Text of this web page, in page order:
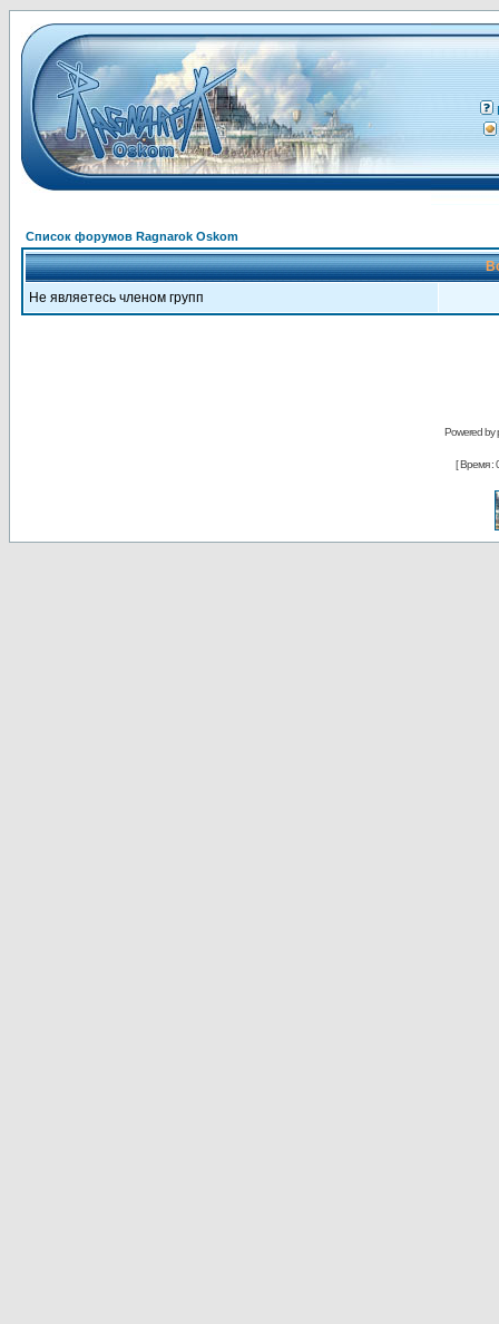
Список форумов Ragnarok Oskom
Не являетесь членом групп
Powered by
[ Время :